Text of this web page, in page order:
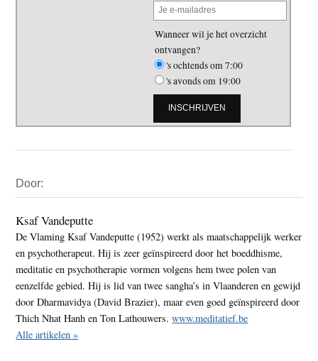
Wanneer wil je het overzicht
ontvangen?
's ochtends om 7:00
's avonds om 19:00
Sidebar
Door:
Ksaf Vandeputte
De Vlaming Ksaf Vandeputte (1952) werkt als maatschappelijk werker
en psychotherapeut. Hij is zeer geïnspireerd door het boeddhisme,
meditatie en psychotherapie vormen volgens hem twee polen van
eenzelfde gebied. Hij is lid van twee sangha’s in Vlaanderen en gewijd
door Dharmavidya (David Brazier), maar even goed geïnspireerd door
Thich Nhat Hanh en Ton Lathouwers.www.meditatief.be
Alle artikelen »